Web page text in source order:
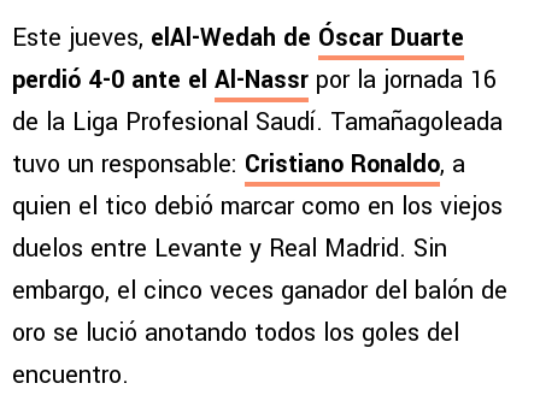
Este jueves, elAl-Wedah de Óscar Duarte
perdió 4-0 ante el Al-Nassr por la jornada 16
de la Liga Profesional Saudí. Tamañagoleada
tuvo un responsable: Cristiano Ronaldo, a
quien el tico debió marcar como en los viejos
duelos entre Levante y Real Madrid. Sin
embargo, el cinco veces ganador del balón de
oro se lució anotando todos los goles del
encuentro.